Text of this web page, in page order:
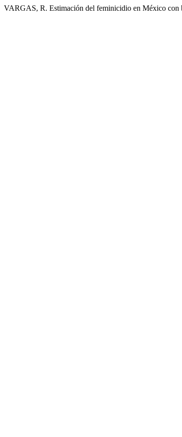
VARGAS, R. Estimación del feminicidio en México con